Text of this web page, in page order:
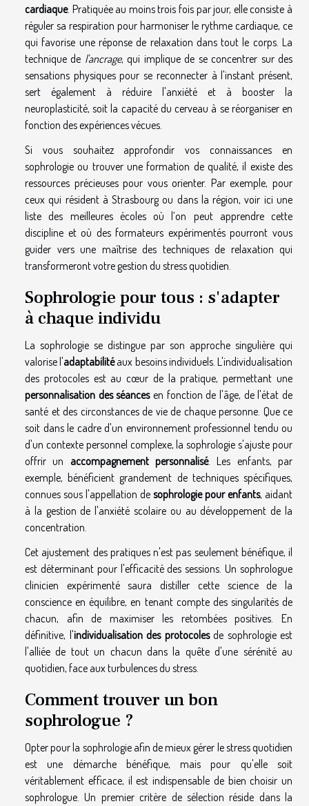
cardiaque. Pratiquée au moins trois fois par jour, elle consiste à
réguler sa respiration pour harmoniser le rythme cardiaque, ce
qui favorise une réponse de relaxation dans tout le corps. La
technique de l'ancrage, qui implique de se concentrer sur des
sensations physiques pour se reconnecter à l'instant présent,
sert également à réduire l'anxiété et à booster la
neuroplasticité, soit la capacité du cerveau à se réorganiser en
fonction des expériences vécues.
Si vous souhaitez approfondir vos connaissances en
sophrologie ou trouver une formation de qualité, il existe des
ressources précieuses pour vous orienter. Par exemple, pour
ceux qui résident à Strasbourg ou dans la région,voir ici une
liste des meilleures écoles où l’on peut apprendre cette
discipline et où des formateurs expérimentés pourront vous
guider vers une maîtrise des techniques de relaxation qui
transformeront votre gestion du stress quotidien.
Sophrologie pour tous : s'adapter
à chaque individu
La sophrologie se distingue par son approche singulière qui
valorise l'adaptabilitéaux besoins individuels. L'individualisation
des protocoles est au cœur de la pratique, permettant une
personnalisation des séancesen fonction de l'âge, de l'état de
santé et des circonstances de vie de chaque personne. Que ce
soit dans le cadre d'un environnement professionnel tendu ou
d'un contexte personnel complexe, la sophrologie s'ajuste pour
offrir un accompagnement personnalisé. Les enfants, par
exemple, bénéficient grandement de techniques spécifiques,
connues sous l'appellation de sophrologie pour enfants, aidant
à la gestion de l'anxiété scolaire ou au développement de la
concentration.
Cet ajustement des pratiques n'est pas seulement bénéfique, il
est déterminant pour l'efficacité des sessions. Un sophrologue
clinicien expérimenté saura distiller cette science de la
conscience en équilibre, en tenant compte des singularités de
chacun, afin de maximiser les retombées positives. En
définitive, l'individualisation des protocolesde sophrologie est
l'alliée de tout un chacun dans la quête d'une sérénité au
quotidien, face aux turbulences du stress.
Comment trouver un bon
sophrologue ?
Opter pour la sophrologie afin de mieux gérer le stress quotidien
est une démarche bénéfique, mais pour qu'elle soit
véritablement efficace, il est indispensable de bien choisir un
sophrologue. Un premier critère de sélection réside dans la